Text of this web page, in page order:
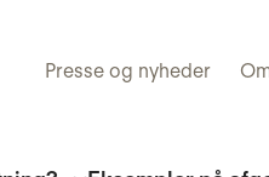
Presse og nyheder